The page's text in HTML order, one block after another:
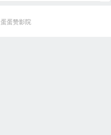
蛋蛋赞影院